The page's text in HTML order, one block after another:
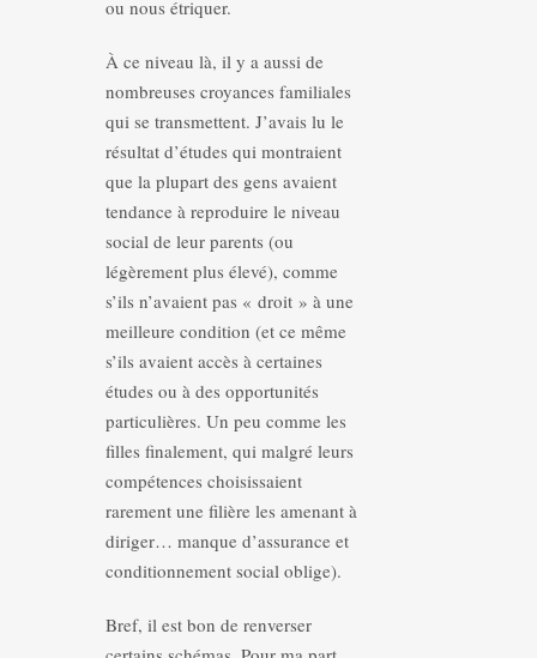
ou nous étriquer.
À ce niveau là, il y a aussi de
nombreuses croyances familiales
qui se transmettent. J’avais lu le
résultat d’études qui montraient
que la plupart des gens avaient
tendance à reproduire le niveau
social de leur parents (ou
légèrement plus élevé), comme
s’ils n’avaient pas « droit » à une
meilleure condition (et ce même
s’ils avaient accès à certaines
études ou à des opportunités
particulières. Un peu comme les
filles finalement, qui malgré leurs
compétences choisissaient
rarement une filière les amenant à
diriger… manque d’assurance et
conditionnement social oblige).
Bref, il est bon de renverser